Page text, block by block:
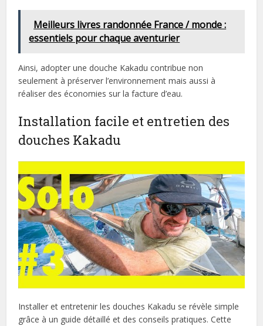
Meilleurs livres randonnée France / monde :
essentiels pour chaque aventurier
Ainsi, adopter une douche Kakadu contribue non
seulement à préserver l’environnement mais aussi à
réaliser des économies sur la facture d’eau.
Installation facile et entretien des
douches Kakadu
Installer et entretenir les douches Kakadu se révèle simple
grâce à un guide détaillé et des conseils pratiques. Cette